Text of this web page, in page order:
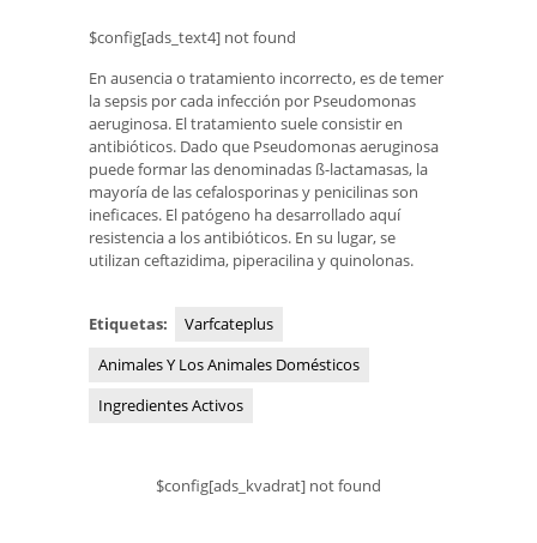
$config[ads_text4] not found
En ausencia o tratamiento incorrecto, es de temer
la sepsis por cada infección por Pseudomonas
aeruginosa. El tratamiento suele consistir en
antibióticos. Dado que Pseudomonas aeruginosa
puede formar las denominadas ß-lactamasas, la
mayoría de las cefalosporinas y penicilinas son
ineficaces. El patógeno ha desarrollado aquí
resistencia a los antibióticos. En su lugar, se
utilizan ceftazidima, piperacilina y quinolonas.
Etiquetas:
Varfcateplus
Animales Y Los Animales Domésticos
Ingredientes Activos
$config[ads_kvadrat] not found